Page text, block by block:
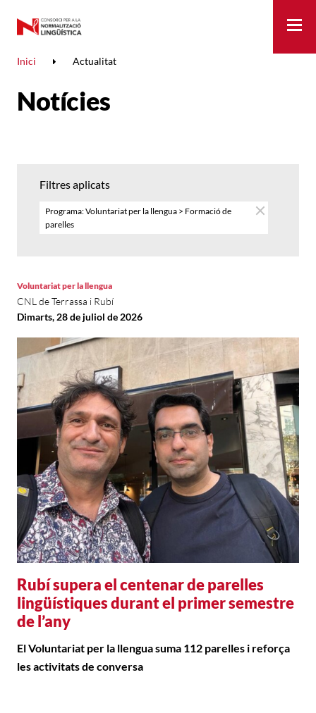
Inici Actualitat
Notícies
Filtres aplicats
Programa: Voluntariat per la llengua > Formació de
parelles
Rubí supera el centenar de parelles
lingüístiques durant el primer semestre
de l’any
Voluntariat per la llengua
CNL de Terrassa i Rubí
Dimarts, 28 de juliol de 2026
El Voluntariat per la llengua suma 112 parelles i reforça
les activitats de conversa